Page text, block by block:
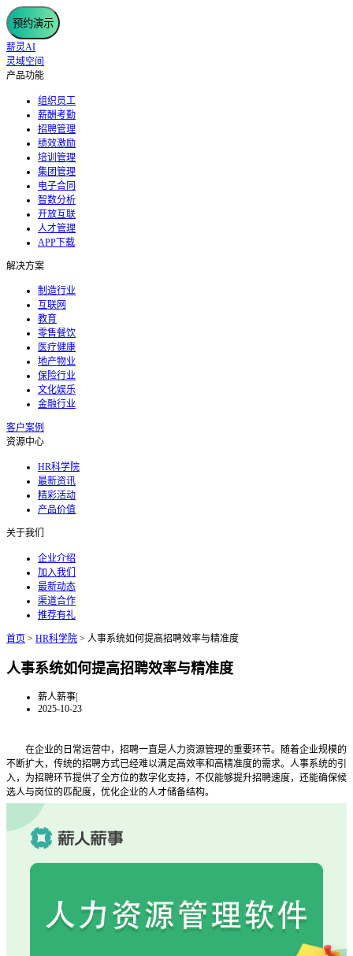
预约演示
薪灵AI
灵域空间
产品功能
组织员工
薪酬考勤
招聘管理
绩效激励
培训管理
集团管理
电子合同
智数分析
开放互联
人才管理
APP下载
解决方案
制造行业
互联网
教育
零售餐饮
医疗健康
地产物业
保险行业
文化娱乐
金融行业
客户案例
资源中心
HR科学院
最新资讯
精彩活动
产品价值
关于我们
企业介绍
加入我们
最新动态
渠道合作
推荐有礼
首页 > HR科学院 > 人事系统如何提高招聘效率与精准度
人事系统如何提高招聘效率与精准度
薪人薪事|
2025-10-23
在企业的日常运营中，招聘一直是人力资源管理的重要环节。随着企业规模的
不断扩大，传统的招聘方式已经难以满足高效率和高精准度的需求。人事系统的引
入，为招聘环节提供了全方位的数字化支持，不仅能够提升招聘速度，还能确保候
选人与岗位的匹配度，优化企业的人才储备结构。